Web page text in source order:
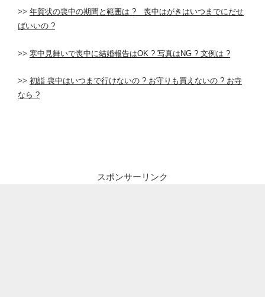
>> 年賀状の喪中の期間と範囲は ? 喪中はがきはいつまでにだせ
ばいいの ?
>> 寒中見舞いで喪中に結婚報告はOK ? 写真はNG ? 文例は ?
>> 初詣 喪中はいつまで行けないの ? お守りも買えないの ? お寺
なら ?
スポンサーリンク